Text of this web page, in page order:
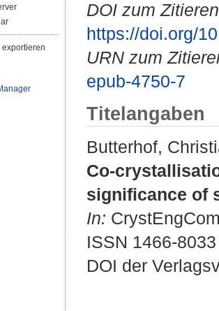
DOI zum
https://doi.org/
URN zum
epub-4750-7
Titelangaben
Butterhof,
Co-
significance of
In:
ISSN 1466-8033
DOI der